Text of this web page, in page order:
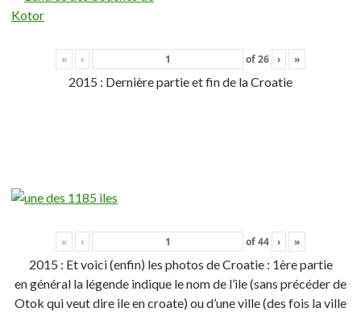
« ‹ of26 › »
2015 : Dernière partie et fin de la Croatie
« ‹ of44 › »
2015 : Et voici (enfin) les photos de Croatie : 1ère partie
en général la légende indique le nom de l’ile (sans précéder de
Otok qui veut dire ile en croate) ou d’une ville (des fois la ville